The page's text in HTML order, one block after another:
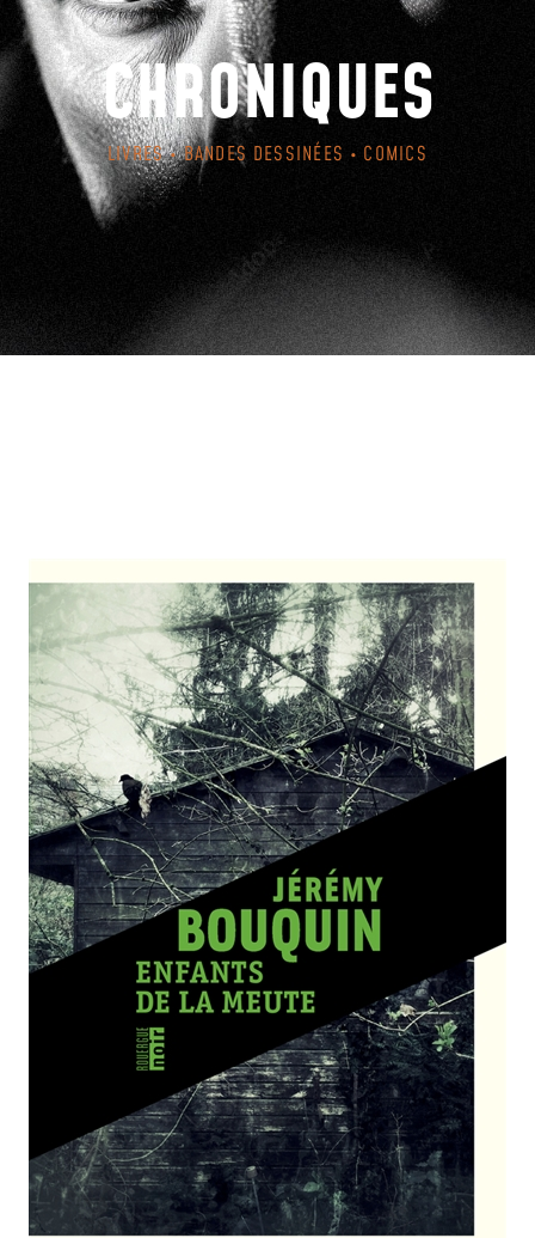
CHRONIQUES
LIVRES • BANDES DESSINÉES • COMICS